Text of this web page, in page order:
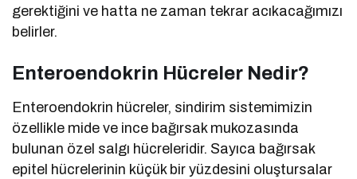
gerektiğini ve hatta ne zaman tekrar acıkacağımızı
belirler.
Enteroendokrin Hücreler Nedir?
Enteroendokrin hücreler, sindirim sistemimizin
özellikle mide ve ince bağırsak mukozasında
bulunan özel salgı hücreleridir. Sayıca bağırsak
epitel hücrelerinin küçük bir yüzdesini oluştursalar